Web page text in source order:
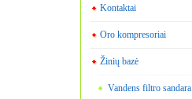
Kontaktai
Oro kompresoriai
Žinių bazė
Vandens filtro sandara